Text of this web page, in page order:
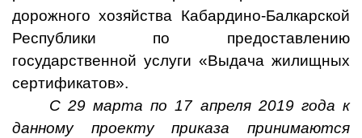
дорожного хозяйства Кабардино-Балкарской
Республики по предоставлению
государственной услуги «Выдача жилищных
сертификатов».
С 29 марта по 17 апреля 2019 года к
данному проекту приказа принимаются